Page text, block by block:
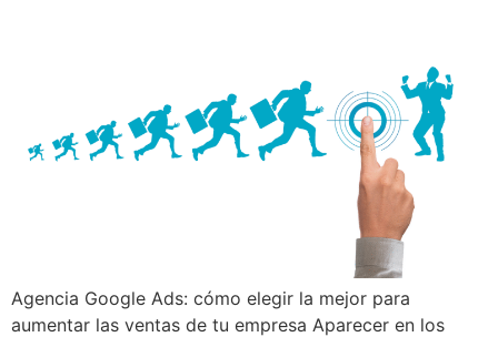
Agencia Google Ads: cómo elegir la mejor para
aumentar las ventas de tu empresa Aparecer en los